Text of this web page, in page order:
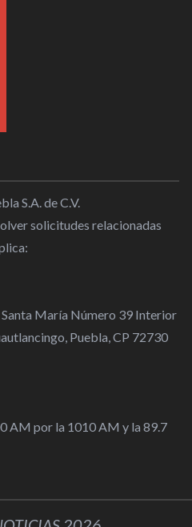
S.A. de C.V.
solicitudes relacionadas
María Número 39 Interior
Puebla, CP 72730
AM por la 1010 AM y la 89.7